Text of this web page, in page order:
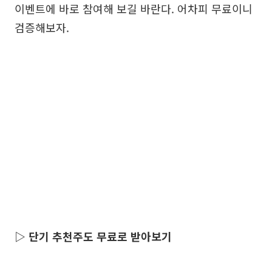
이벤트에 바로 참여해 보길 바란다. 어차피 무료이니
검증해보자.
▷ 단기 추천주도 무료로 받아보기